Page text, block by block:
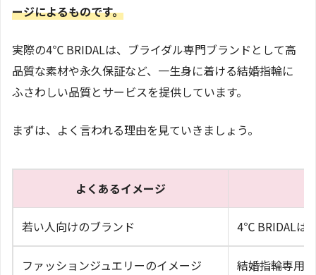
ージによるものです。
実際の4℃ BRIDALは、ブライダル専門ブランドとして高
品質な素材や永久保証など、一生身に着ける結婚指輪に
ふさわしい品質とサービスを提供しています。
まずは、よく言われる理由を見ていきましょう。
よくあるイメージ
若い人向けのブランド 4℃ BRIDALは
ファッションジュエリーのイメージ 結婚指輪専用